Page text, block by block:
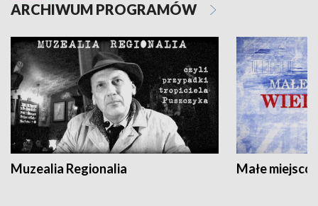
ARCHIWUM PROGRAMÓW
Muzealia Regionalia Małe